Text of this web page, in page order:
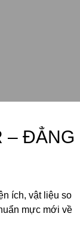
– ĐẲNG
ích, vật liệu so
mực mới về